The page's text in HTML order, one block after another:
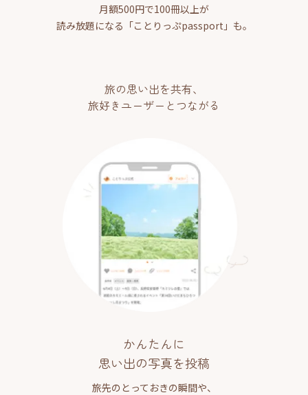
月額500円で100冊以上が
読み放題になる「ことりっぷpassport」も。
旅の思い出を共有、
旅好きユーザーとつながる
かんたんに
思い出の写真を投稿
旅先のとっておきの瞬間や、